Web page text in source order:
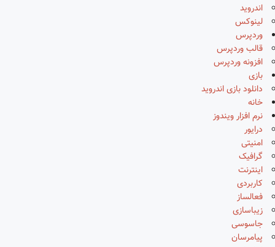
اندروید
لینوکس
وردپرس
قالب وردپرس
افزونه وردپرس
بازی
دانلود بازی اندروید
خانه
نرم افزار ویندوز
درایور
امنیتی
گرافیک
اینترنت
کاربردی
فعالساز
زیباسازی
جاسوسی
پیامرسان